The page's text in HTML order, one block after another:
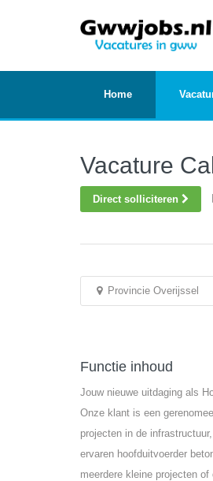
Home
Vacature
Direct solliciteren
Provincie Overijssel
Functie inhoud
Jouw nieuwe uitdaging als
Onze klant is een
projecten in de
ervaren hoofduitvoerder
meerdere kleine projecten